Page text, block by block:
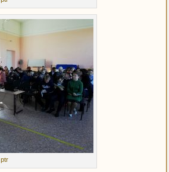
ptr